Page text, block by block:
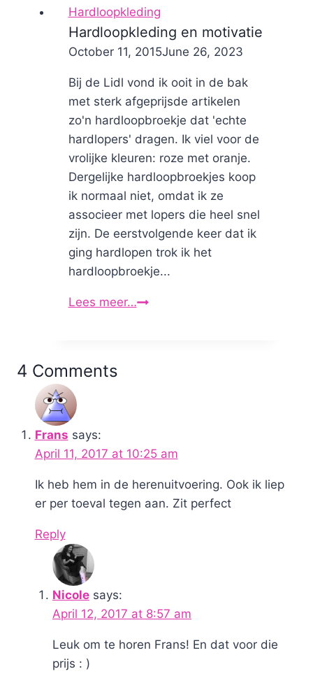
zakken
op
de
juiste
plaats
Hardloopkleding
Hardloopkleding en motivatie
ByNicole
October 11, 2015June 26, 2023
Bij de Lidl vond ik ooit in de bak
met sterk afgeprijsde artikelen
zo'n hardloopbroekje dat 'echte
hardlopers' dragen. Ik viel voor de
vrolijke kleuren: roze met oranje.
Dergelijke hardloopbroekjes koop
ik normaal niet, omdat ik ze
associeer met lopers die heel snel
zijn. De eerstvolgende keer dat ik
ging hardlopen trok ik het
hardloopbroekje...
Lees meer…Hardloopkleding
4 Comments
Frans says:
April 11, 2017 at 10:25 am
Ik heb hem in de herenuitvoering. Ook ik liep
er per toeval tegen aan. Zit perfect
Reply
Nicole says:
April 12, 2017 at 8:57 am
Leuk om te horen Frans! En dat voor die
prijs : )